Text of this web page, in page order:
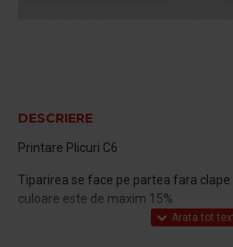
DESCRIERE
Printare Plicuri C6
Tiparirea se face pe partea fara
culoare este de maxim 15%